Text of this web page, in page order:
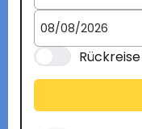
Rückreise